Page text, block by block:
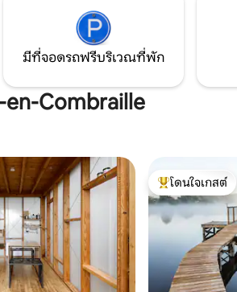
มีที่จอดรถฟรีบริเวณที่พัก
Combraille
โดนใจเกสต์ที่สุด
โดนใจเกสต์